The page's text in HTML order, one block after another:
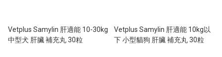
Vetplus Samylin 肝適能 10-30kg
中型犬 肝臟 補充丸 30粒
Vetplus Samylin 肝適能 10kg以
下 小型貓狗 肝臟 補充丸 30粒